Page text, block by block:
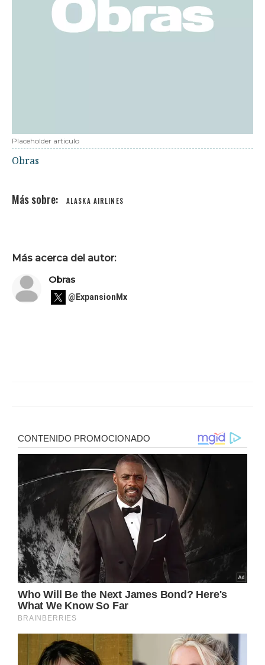
Placeholder articulo
Obras
ALASKA AIRLINES
Más acerca del autor:
Obras
@ExpansionMx